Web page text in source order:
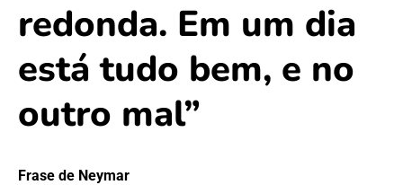
redonda. Em um dia
está tudo bem, e no
outro mal”
Frase de Neymar